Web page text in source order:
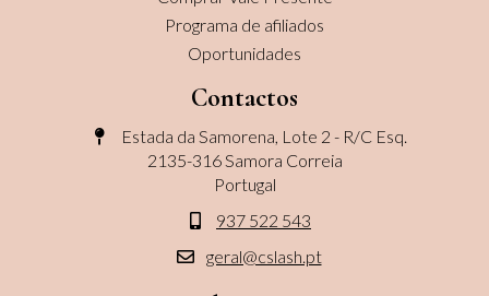
Programa de afiliados
Oportunidades
Contactos
Estada da Samorena, Lote 2 - R/C Esq.
2135-316 Samora Correia
Portugal
937 522 543
geral@cslash.pt